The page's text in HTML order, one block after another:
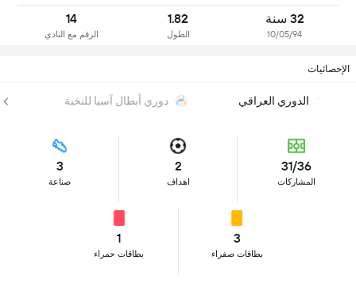
32 سنة
10/05/94
1.82
الطول
14
الرقم مع النادي
الإحصائيات
الدوري العراقي دوري أبطال آسيا للنخبة
31/36
المشاركات
2
اهداف
3
صناعة
3
بطاقات صفراء
1
بطاقات حمراء